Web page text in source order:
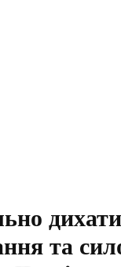
дихати
та